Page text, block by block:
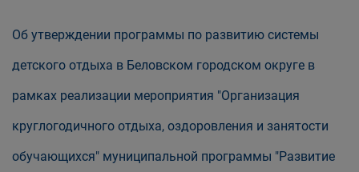
Об утверждении программы по развитию системы
детского отдыха в Беловском городском округе в
рамках реализации мероприятия "Организация
круглогодичного отдыха, оздоровления и занятости
обучающихся" муниципальной программы "Развитие